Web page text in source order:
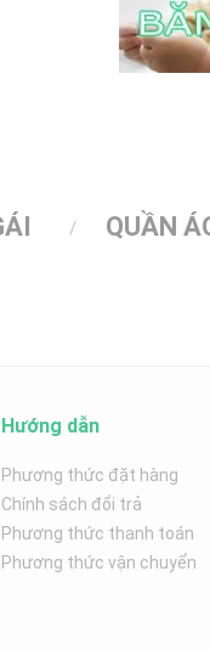
QUẦN
Hướng dẫn
Phương thức đặt hàng
Chính sách đổi trả
Phương thức thanh toán
Phương thức vận chuyển